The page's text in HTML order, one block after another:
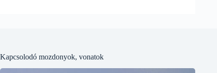
Kapcsolodó mozdonyok, vonatok